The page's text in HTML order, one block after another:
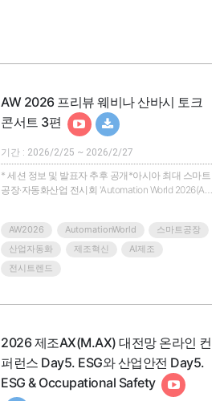
본 웨비나에 참여하여 Universal Robots(UR)의 협동
생산성 향상, 운영 비용 및 업무 마찰 감소는 물..
AW 2026 프리뷰 웨비나 산바시 토크
콘서트 3편
기간 : 2026/2/25 ~ 2026/2/27
* 세션 정보 및 발표자 추후 공개*아시아 최대 스마트
공장·자동화산업 전시회 'Automation World 2026(AW
조, 자율화 공정, 스마트 생산 시스템의 현재와 다음
단계를 한눈에 조망할 수 있는 자리입니다.이에 앞서
진행되는 「AW 2026 프리뷰 웨비나 산바시(산업을
바꾸는 시간) 토크콘서트」전시를 보다 전략적으로
된 총 3편의 온라인 세미나..
AW2026 AutomationWorld
스마트공장
산업자동화
제조혁신
AI제조
전시트렌드
2026 제조AX(M.AX) 대전망 온라인 컨
퍼런스 Day5. ESG와 산업안전 Day5.
ESG & Occupational Safety